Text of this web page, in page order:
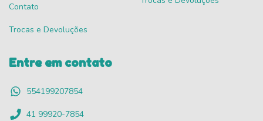
Contato
Trocas e Devoluções
Entre em contato
554199207854
41 99920-7854